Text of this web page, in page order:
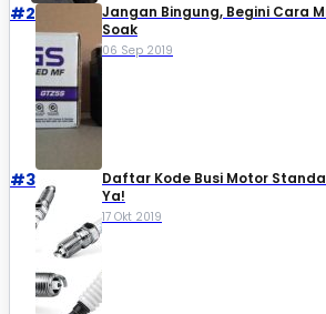
#2
Jangan Bingung, Begini Cara
Soak
06 Sep 2019
#3
Daftar Kode Busi Motor
Ya!
17 Okt 2019